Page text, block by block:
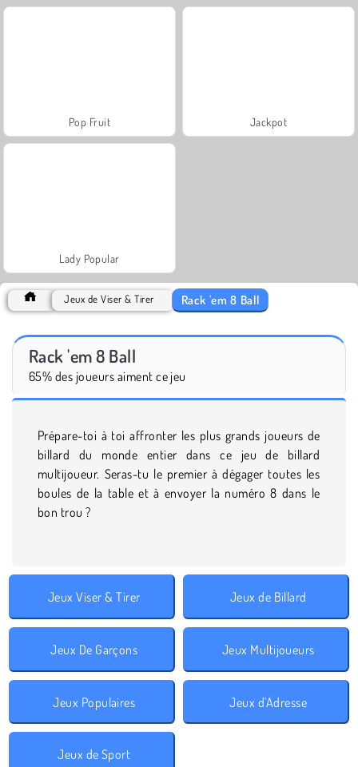
Pop Fruit Jackpot
Lady Popular
Jeux de Viser & Tirer Rack 'em 8 Ball
Rack 'em 8 Ball
65% des joueurs aiment ce jeu
Prépare-toi à toi affronter les plus grands joueurs de
billard du monde entier dans ce jeu de billard
multijoueur. Seras-tu le premier à dégager toutes les
boules de la table et à envoyer la numéro 8 dans le
bon trou ?
Jeux Viser & Tirer Jeux de Billard
Jeux De Garçons Jeux Multijoueurs
Jeux Populaires Jeux d'Adresse
Jeux de Sport